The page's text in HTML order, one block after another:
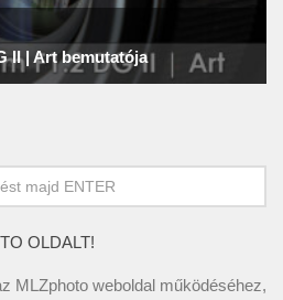
OLDALT!
MLZphoto weboldal működéséhez,